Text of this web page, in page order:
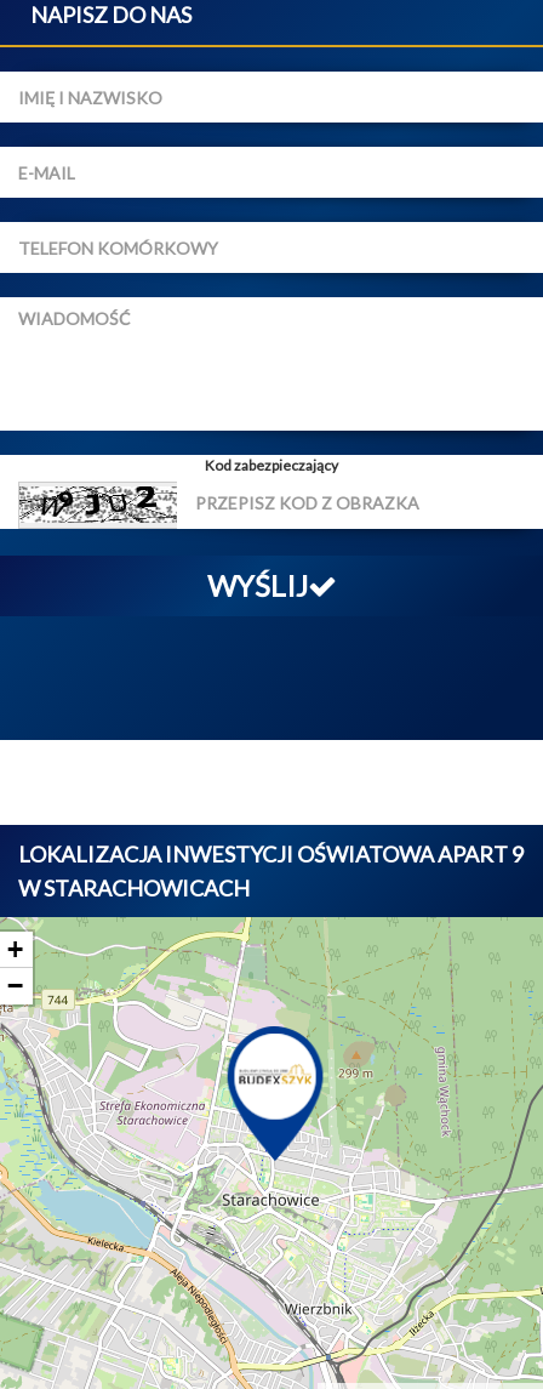
NAPISZ DO NAS
Kod zabezpieczający
WYŚLIJ
LOKALIZACJA INWESTYCJI OŚWIATOWA APART 9
W STARACHOWICACH
+
−